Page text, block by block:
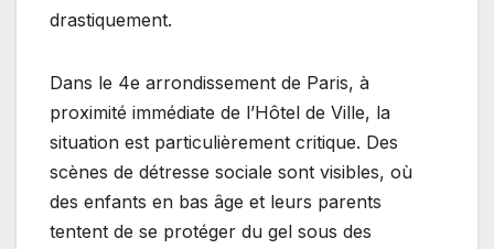
drastiquement.
Dans le 4e arrondissement de Paris, à
proximité immédiate de l’Hôtel de Ville, la
situation est particulièrement critique. Des
scènes de détresse sociale sont visibles, où
des enfants en bas âge et leurs parents
tentent de se protéger du gel sous des